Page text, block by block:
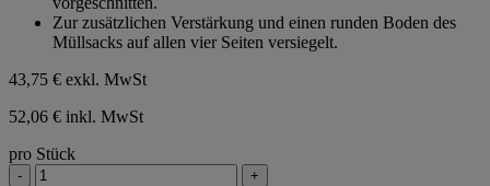
Zur zusätzlichen Verstärkung und einen runden Boden des
Müllsacks auf allen vier Seiten versiegelt.
43,75 € exkl. MwSt
52,06 € inkl. MwSt
pro Stück
- +